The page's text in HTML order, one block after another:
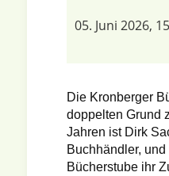
05. Juni 2026,
Die Kronberger
doppelten Grund
Jahren ist Dirk
Buchhändler,
Bücherstube ihr